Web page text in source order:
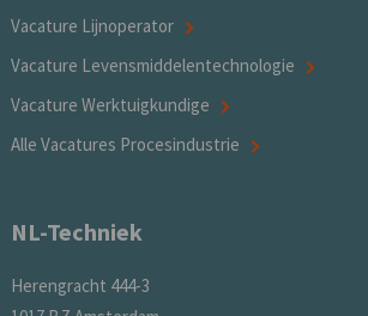
Vacature Lijnoperator
Vacature Levensmiddelentechnologie
Vacature Werktuigkundige
Alle Vacatures Procesindustrie
NL-Techniek
Herengracht 444-3